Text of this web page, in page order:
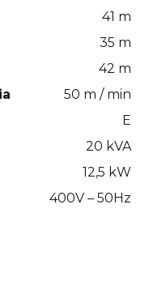
41 m
35 m
42 m
50 m / min
E
20 kVA
12,5 kW
400V – 50Hz